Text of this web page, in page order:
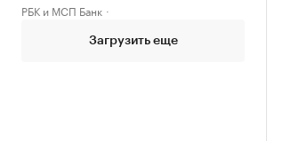
РБК и МСП Банк
Загрузить еще